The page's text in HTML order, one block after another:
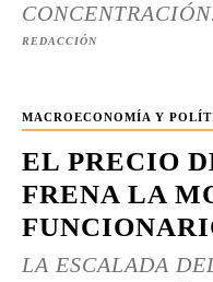
REDACCIÓN
MACROECONOMÍA Y
EL PRECIO
FRENA LA
LA ESCALADA